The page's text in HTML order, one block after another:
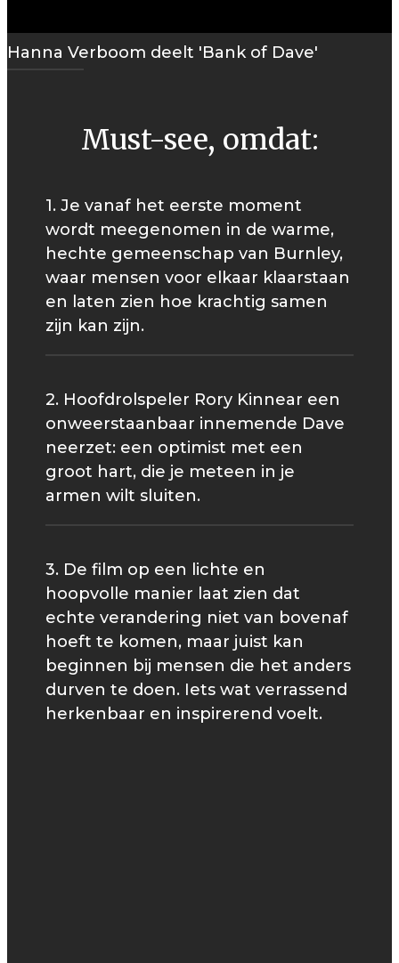
Hanna Verboom deelt 'Bank of Dave'
Must-see, omdat:
1. Je vanaf het eerste moment
wordt meegenomen in de warme,
hechte gemeenschap van Burnley,
waar mensen voor elkaar klaarstaan
en laten zien hoe krachtig samen
zijn kan zijn.
2. Hoofdrolspeler Rory Kinnear een
onweerstaanbaar innemende Dave
neerzet: een optimist met een
groot hart, die je meteen in je
armen wilt sluiten.
3. De film op een lichte en
hoopvolle manier laat zien dat
echte verandering niet van bovenaf
hoeft te komen, maar juist kan
beginnen bij mensen die het anders
durven te doen. Iets wat verrassend
herkenbaar en inspirerend voelt.